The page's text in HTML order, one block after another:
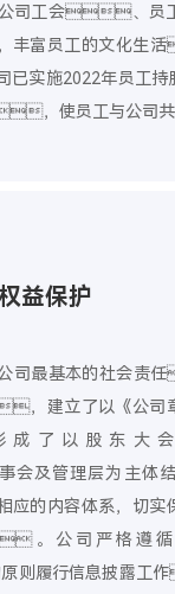
公司工会、员
富员工的文化生
实施2022年员工
，使员工与公司
益保护
司最基本的社会责
，建立了以《公司
了以股东大
及管理层为主体结
的内容体系，切实
。公司严格遵
则履行信息披露